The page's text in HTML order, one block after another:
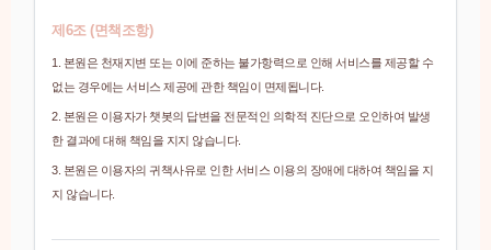
제6조 (면책조항)
1. 본원은 천재지변 또는 이에 준하는 불가항력으로 인해 서비스를 제공할 수
없는 경우에는 서비스 제공에 관한 책임이 면제됩니다.
2. 본원은 이용자가 챗봇의 답변을 전문적인 의학적 진단으로 오인하여 발생
한 결과에 대해 책임을 지지 않습니다.
3. 본원은 이용자의 귀책사유로 인한 서비스 이용의 장애에 대하여 책임을 지
지 않습니다.